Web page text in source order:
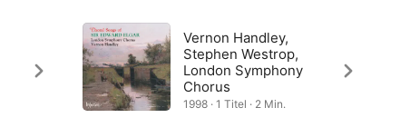
Vernon Handley,
Stephen Westrop,
London Symphony
Chorus
1998 · 1 Titel · 2 Min.